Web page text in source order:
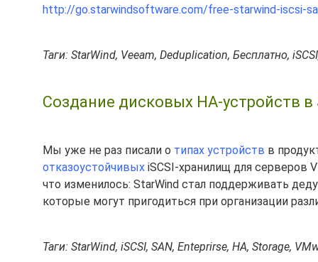
http://go.starwindsoftware.com/free-starwind-iscsi-
Таги: StarWind, Veeam, Deduplication, Бесплатно,
Создание дисковых HA-устройств в
Мы уже не раз писали о типах устройств в
отказоустойчивых iSCSI-хранилищ для серверов
что изменилось: StarWind стал поддерживать
которые могут пригодиться при организации
Таги: StarWind, iSCSI, SAN, Enteprirse, HA, Storage,